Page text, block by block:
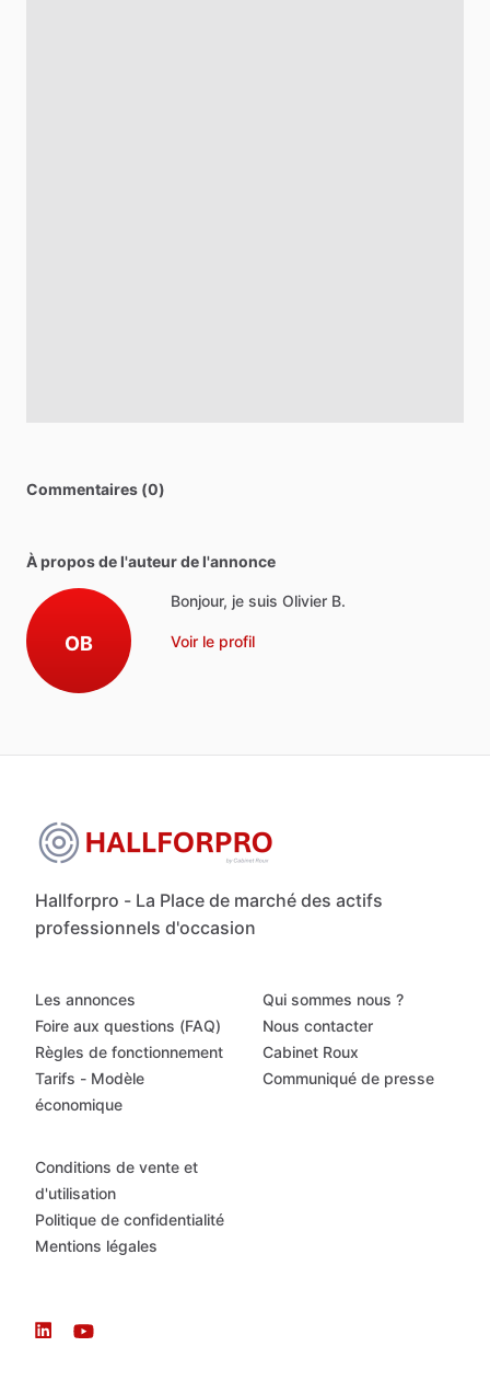
Commentaires (0)
À propos de l'auteur de l'annonce
OB
Bonjour, je suis Olivier B.
Voir le profil
Hallforpro - La Place de marché des actifs
professionnels d'occasion
Les annonces
Foire aux questions (FAQ)
Règles de fonctionnement
Tarifs - Modèle
économique
Qui sommes nous ?
Nous contacter
Cabinet Roux
Communiqué de presse
Conditions de vente et
d'utilisation
Politique de confidentialité
Mentions légales